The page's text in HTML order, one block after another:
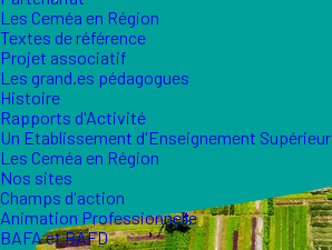
Les Ceméa en Région
Textes de référence
Projet associatif
Les grand.es pédagogues
Histoire
Rapports d'Activité
Un Etablissement d'Enseignement Supérieur
Les Ceméa en Région
Nos sites
Champs d'action
Animation Professionnelle
BAFA et BAFD